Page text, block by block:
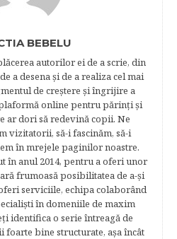
BEBELU
autorilor ei de a scrie, din
a desena şi de a realiza cel mai
de creştere şi îngrijire a
online pentru părinţi şi
ar dori să redevină copii. Ne
vizitatorii, să-i fascinăm, să-i
în mrejele paginilor noastre.​
în anul 2014, pentru a oferi unor
frumoasă posibilitatea de a-şi
serviciile, echipa colaborând
în domeniile de maxim
identifica o serie întreagă de
bine structurate, aşa încât